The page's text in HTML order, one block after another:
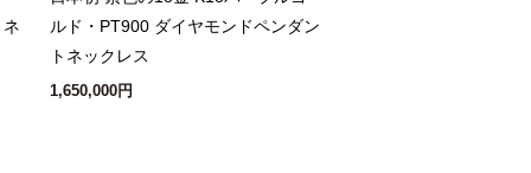
ルド・PT900 ダイヤモンドペンダン
トネックレス
1,650,000円